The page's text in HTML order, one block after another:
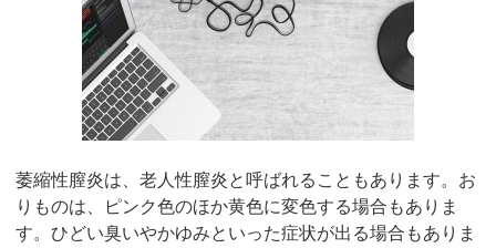
萎縮性膣炎は、老人性膣炎と呼ばれることもあります。お
りものは、ピンク色のほか黄色に変色する場合もありま
す。ひどい臭いやかゆみといった症状が出る場合もありま